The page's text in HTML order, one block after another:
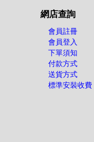
網店查詢
會員註冊
會員登入
下單須知
付款方式
送貨方式
標準安裝收費